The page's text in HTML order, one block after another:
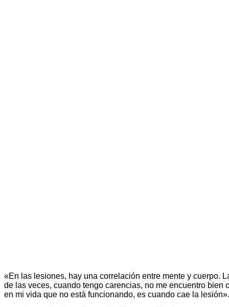
«En las lesiones, hay una correlación entre mente y cuerpo.
de las veces, cuando tengo carencias, no me encuentro bien
en mi vida que no está funcionando, es cuando cae la lesión».